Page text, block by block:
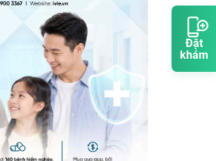
Đặt
khám